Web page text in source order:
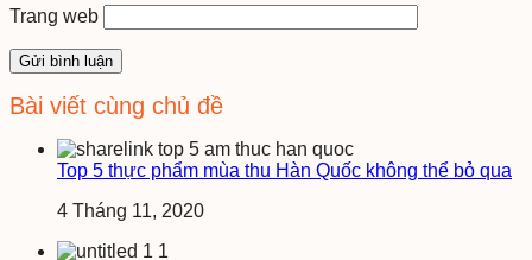
Trang web
Bài viết cùng chủ đề
Top 5 thực phẩm mùa thu Hàn Quốc không thể bỏ qua
4 Tháng 11, 2020